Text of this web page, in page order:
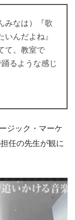
みなは）『歌
んだよね』
て。教室で
るような感じ
ジック・マーケ
任の先生が観に